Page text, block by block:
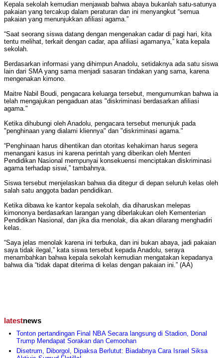
Kepala sekolah kemudian menjawab bahwa abaya bukanlah satu-satunya
pakaian yang tercakup dalam peraturan dan ini menyangkut “semua
pakaian yang menunjukkan afiliasi agama.”
“Saat seorang siswa datang dengan mengenakan cadar di pagi hari, kita
tentu melihat, terkait dengan cadar, apa afiliasi agamanya,” kata kepala
sekolah.
Berdasarkan informasi yang dihimpun Anadolu, setidaknya ada satu siswa
lain dari SMA yang sama menjadi sasaran tindakan yang sama, karena
mengenakan kimono.
Maitre Nabil Boudi, pengacara keluarga tersebut, mengumumkan bahwa ia
telah mengajukan pengaduan atas "diskriminasi berdasarkan afiliasi
agama."
Ketika dihubungi oleh Anadolu, pengacara tersebut menunjuk pada
"penghinaan yang dialami kliennya" dan "diskriminasi agama."
“Penghinaan harus dihentikan dan otoritas kehakiman harus segera
menangani kasus ini karena perintah yang diberikan oleh Menteri
Pendidikan Nasional mempunyai konsekuensi menciptakan diskriminasi
agama terhadap siswi,” tambahnya.
Siswa tersebut menjelaskan bahwa dia ditegur di depan seluruh kelas oleh
salah satu anggota badan pendidikan.
Ketika dibawa ke kantor kepala sekolah, dia diharuskan melepas
kimononya berdasarkan larangan yang diberlakukan oleh Kementerian
Pendidikan Nasional, dan jika dia menolak, dia akan dilarang menghadiri
kelas.
“Saya jelas menolak karena ini terbuka, dan ini bukan abaya, jadi pakaian
saya tidak ilegal,” kata siswa tersebut kepada Anadolu, seraya
menambahkan bahwa kepala sekolah kemudian mengatakan kepadanya
bahwa dia “tidak dapat diterima di kelas dengan pakaian ini.” (AA)
latestnews
Tonton pertandingan Final NBA Secara langsung di Stadion, Donal
Trump Mendapat Sorakan dan Cemoohan
Disetrum, Diborgol, Dipaksa Berlutut: Biadabnya Cara Israel Siksa